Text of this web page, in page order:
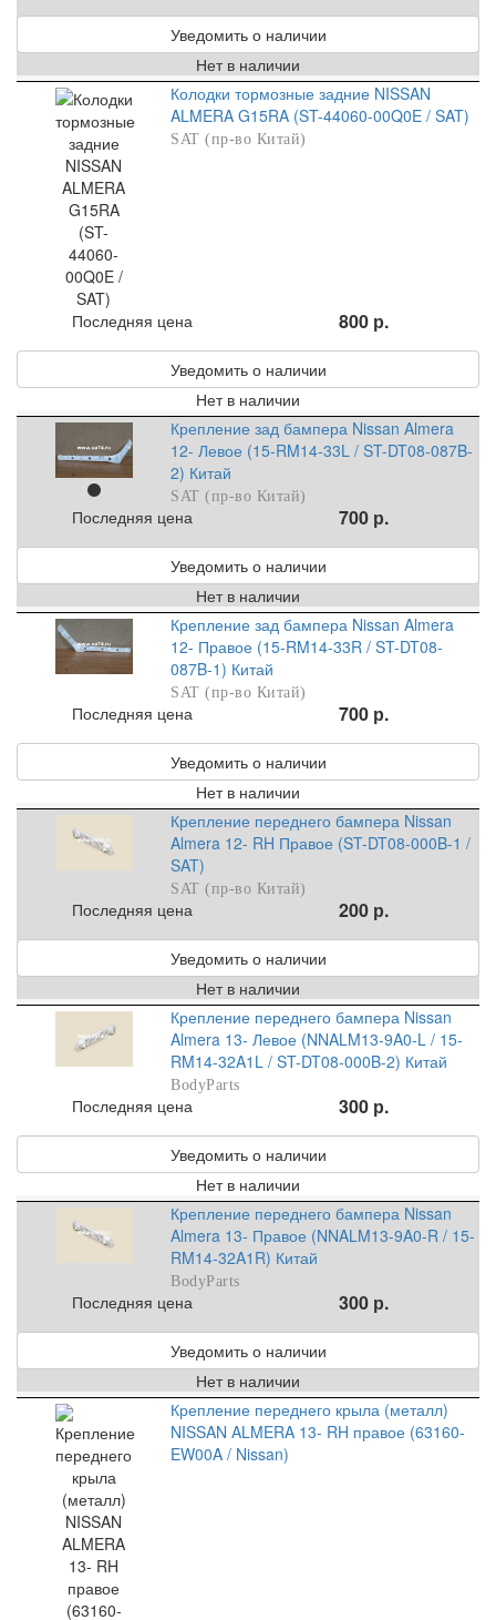
Уведомить о наличии
Нет в наличии
Колодки тормозные задние NISSAN
ALMERA G15RA (ST-44060-00Q0E / SAT)
SAT (пр-во Китай)
Последняя цена 800 р.
Уведомить о наличии
Нет в наличии
Крепление зад бампера Nissan Almera
12- Левое (15-RM14-33L / ST-DT08-087B-
2) Китай
SAT (пр-во Китай)
Последняя цена 700 р.
Уведомить о наличии
Нет в наличии
Крепление зад бампера Nissan Almera
12- Правое (15-RM14-33R / ST-DT08-
087B-1) Китай
SAT (пр-во Китай)
Последняя цена 700 р.
Уведомить о наличии
Нет в наличии
Крепление переднего бампера Nissan
Almera 12- RH Правое (ST-DT08-000B-1 /
SAT)
SAT (пр-во Китай)
Последняя цена 200 р.
Уведомить о наличии
Нет в наличии
Крепление переднего бампера Nissan
Almera 13- Левое (NNALM13-9A0-L / 15-
RM14-32A1L / ST-DT08-000B-2) Китай
BodyParts
Последняя цена 300 р.
Уведомить о наличии
Нет в наличии
Крепление переднего бампера Nissan
Almera 13- Правое (NNALM13-9A0-R / 15-
RM14-32A1R) Китай
BodyParts
Последняя цена 300 р.
Уведомить о наличии
Нет в наличии
Крепление переднего крыла (металл)
NISSAN ALMERA 13- RH правое (63160-
EW00A / Nissan)